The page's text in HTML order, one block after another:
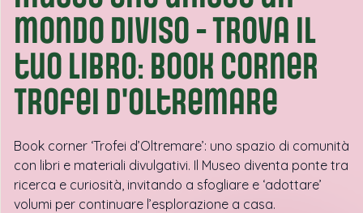
mondo diviso - Trova il
tuo libro: book corner
Trofei d'oltremare
Book corner ‘Trofei d’Oltremare’: uno spazio di comunità
con libri e materiali divulgativi. Il Museo diventa ponte tra
ricerca e curiosità, invitando a sfogliare e ‘adottare’
volumi per continuare l’esplorazione a casa.